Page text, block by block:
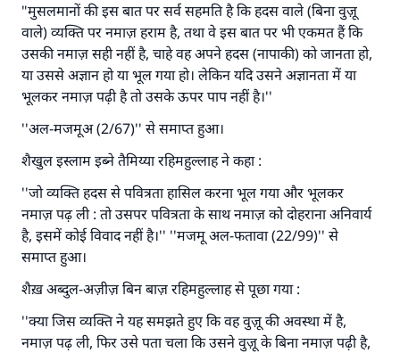
"मुसलमानों की इस बात पर सर्व सहमति है कि हदस वाले (बिना वुज़ू
वाले) व्यक्ति पर नमाज़ हराम है, तथा वे इस बात पर भी एकमत हैं कि
उसकी नमाज़ सही नहीं है, चाहे वह अपने हदस (नापाकी) को जानता हो,
या उससे अज्ञान हो या भूल गया हो। लेकिन यदि उसने अज्ञानता में या
भूलकर नमाज़ पढ़ी है तो उसके ऊपर पाप नहीं है।''
''अल-मजमूअ (2/67)'' से समाप्त हुआ।
शैखुल इस्लाम इब्ने तैमिय्या रहिमहुल्लाह ने कहा :
''जो व्यक्ति हदस से पवित्रता हासिल करना भूल गया और भूलकर
नमाज़ पढ़ ली : तो उसपर पवित्रता के साथ नमाज़ को दोहराना अनिवार्य
है, इसमें कोई विवाद नहीं है।'' ''मजमू अल-फतावा (22/99)'' से
समाप्त हुआ।
शैख़ अब्दुल-अज़ीज़ बिन बाज़ रहिमहुल्लाह से पूछा गया :
''क्या जिस व्यक्ति ने यह समझते हुए कि वह वुज़ू की अवस्था में है,
नमाज़ पढ़ ली, फिर उसे पता चला कि उसने वुज़ू के बिना नमाज़ पढ़ी है,
उत्तर संख्या 110845 ने एक शादी बचाई।.
उम्मत के प्रश्नों का उत्तर देने में हमारी सहायता करें
अल्लाह के रसूल सल्लल्लाहु अलैहि व सल्लम ने फरमाया :
'जो व्यक्ति भलाई का मार्ग दर्शाए, उसके लिए उस भलाई के
करने वाले के समान प्रतिफल है।''
योगदान करें